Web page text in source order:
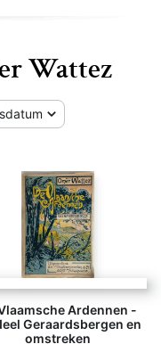
Wattez
Ardennen -
Geraardsbergen en
omstreken